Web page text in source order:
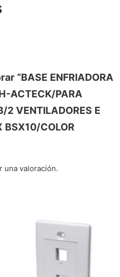
“BASE ENFRIADORA
ACTECK/PARA
2 VENTILADORES E
BSX10/COLOR
una valoración.